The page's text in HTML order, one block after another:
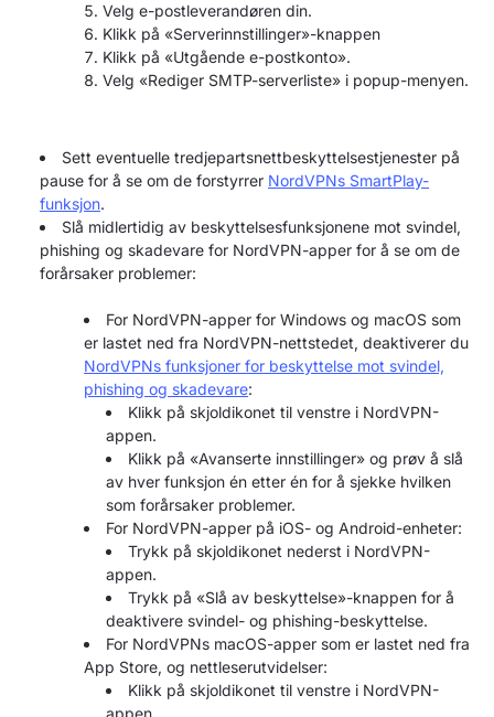
Velg e-postleverandøren din.
Klikk på «Serverinnstillinger»-knappen
Klikk på «Utgående e-postkonto».
Velg «Rediger SMTP-serverliste» i popup-menyen.
Sett eventuelle tredjepartsnettbeskyttelsestjenester på
pause for å se om de forstyrrer NordVPNs SmartPlay-
funksjon.
Slå midlertidig av beskyttelsesfunksjonene mot svindel,
phishing og skadevare for NordVPN-apper for å se om de
forårsaker problemer:
For NordVPN-apper for Windows og macOS som
er lastet ned fra NordVPN-nettstedet, deaktiverer du
NordVPNs funksjoner for beskyttelse mot svindel,
phishing og skadevare:
Klikk på skjoldikonet til venstre i NordVPN-
appen.
Klikk på «Avanserte innstillinger» og prøv å slå
av hver funksjon én etter én for å sjekke hvilken
som forårsaker problemer.
For NordVPN-apper på iOS- og Android-enheter:
Trykk på skjoldikonet nederst i NordVPN-
appen.
Trykk på «Slå av beskyttelse»-knappen for å
deaktivere svindel- og phishing-beskyttelse.
For NordVPNs macOS-apper som er lastet ned fra
App Store, og nettleserutvidelser:
Klikk på skjoldikonet til venstre i NordVPN-
appen.